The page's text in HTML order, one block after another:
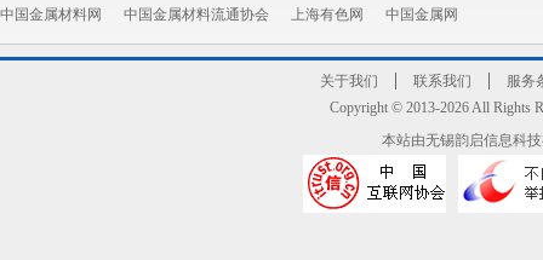
中国金属材料网 中国金属材料流通协会 上海有色网 中国金属网
关于我们 联系我们
服务
Copyright © 2013-2026 All Rights
本站由无锡韵启信息科